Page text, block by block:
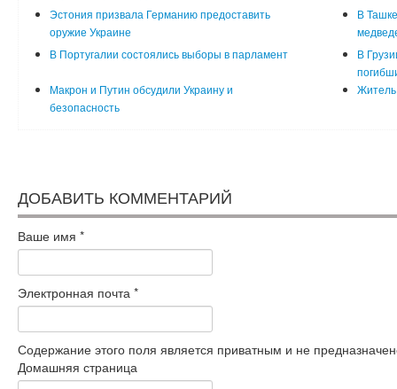
Эстония призвала Германию предоставить
оружие Украине
В
В Португалии состоялись выборы в парламент
В
Макрон и Путин обсудили Украину и
безопасность
Житель
ДОБАВИТЬ КОММЕНТАРИЙ
Ваше имя *
Электронная почта *
Содержание этого поля является приватным и не
Домашняя страница